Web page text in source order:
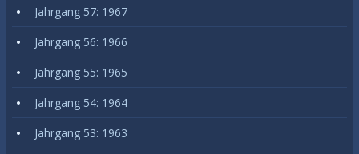
Jahrgang 57: 1967
Jahrgang 56: 1966
Jahrgang 55: 1965
Jahrgang 54: 1964
Jahrgang 53: 1963